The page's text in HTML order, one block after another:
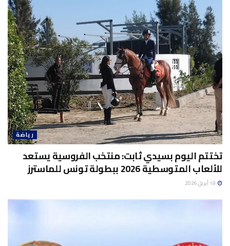
رياضة
تختتم اليوم بسيدي ثابت: منتخب الفروسية يستعد
للألعاب المتوسطية 2026 ببطولة تونس للماسترز